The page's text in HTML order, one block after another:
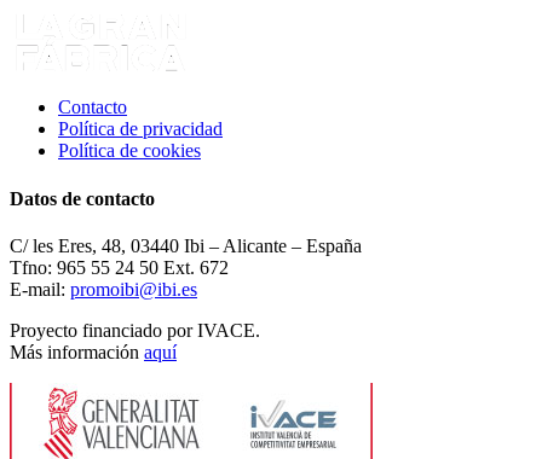
Contacto
Política de privacidad
Política de cookies
Datos de contacto
C/ les Eres, 48, 03440 Ibi – Alicante – España
Tfno: 965 55 24 50 Ext. 672
E-mail: promoibi@ibi.es
Proyecto financiado por IVACE.
Más información aquí